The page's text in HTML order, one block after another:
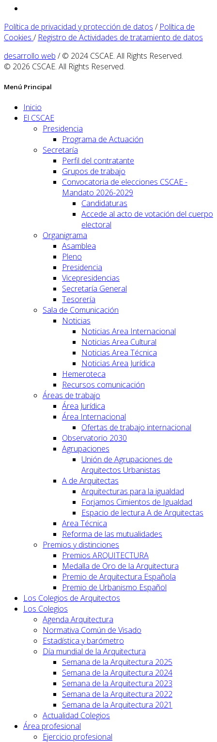
Política de privacidad y protección de datos / Política de
Cookies / Registro de Actividades de tratamiento de datos
desarrollo web / © 2024 CSCAE. All Rights Reserved.
© 2026 CSCAE. All Rights Reserved.
Menú Principal
Inicio
El CSCAE
Presidencia
Programa de Actuación
Secretaría
Perfil del contratante
Grupos de trabajo
Convocatoria de elecciones CSCAE -
Mandato 2026-2029
Candidaturas
Accede al acto de votación del cuerpo
electoral
Organigrama
Asamblea
Pleno
Presidencia
Vicepresidencias
Secretaría General
Tesorería
Sala de Comunicación
Noticias
Noticias Area Internacional
Noticias Area Cultural
Noticias Area Técnica
Noticias Area Jurídica
Hemeroteca
Recursos comunicación
Áreas de trabajo
Área Jurídica
Área Internacional
Ofertas de trabajo internacional
Observatorio 2030
Agrupaciones
Unión de Agrupaciones de
Arquitectos Urbanistas
A de Arquitectas
Arquitecturas para la igualdad
Forjamos Cimientos de Igualdad
Espacio de lectura A de Arquitectas
Area Técnica
Reforma de las mutualidades
Premios y distinciones
Premios ARQUITECTURA
Medalla de Oro de la Arquitectura
Premio de Arquitectura Española
Premio de Urbanismo Español
Los Colegios de Arquitectos
Los Colegios
Agenda Arquitectura
Normativa Común de Visado
Estadística y barómetro
Día mundial de la Arquitectura
Semana de la Arquitectura 2025
Semana de la Arquitectura 2024
Semana de la Arquitectura 2023
Semana de la Arquitectura 2022
Semana de la Arquitectura 2021
Actualidad Colegios
Área profesional
Ejercicio profesional